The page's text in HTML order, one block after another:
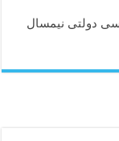
دولتی نیمسال